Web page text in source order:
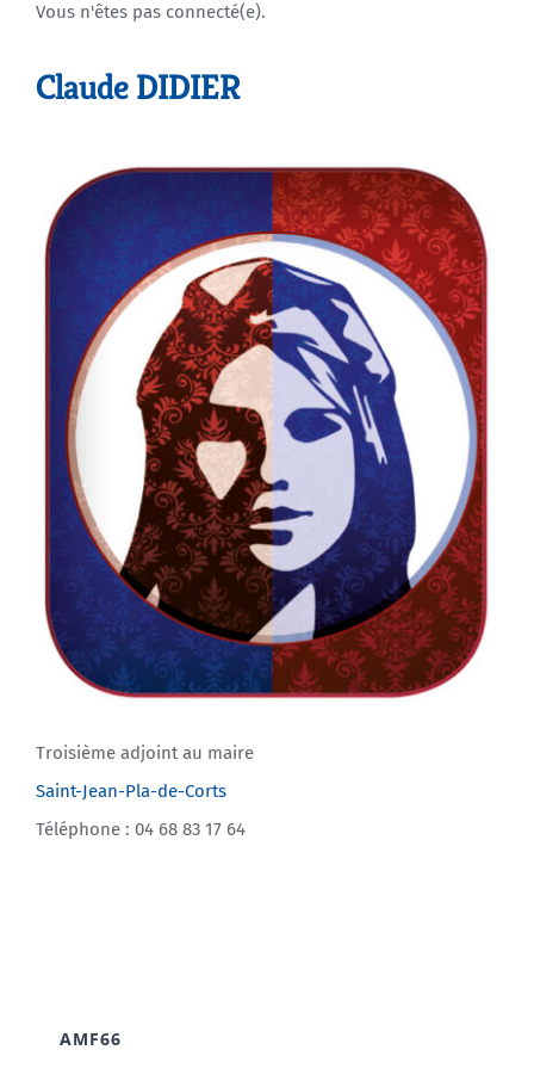
Agenda
Vous n'êtes pas connecté(e).
Claude DIDIER
Troisième adjoint au maire
Saint-Jean-Pla-de-Corts
Téléphone : 04 68 83 17 64
AMF66